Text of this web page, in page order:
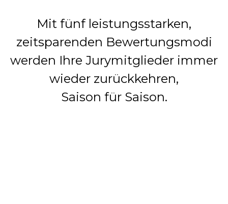
Mit fünf leistungsstarken,
zeitsparenden Bewertungsmodi
werden Ihre Jurymitglieder immer
wieder zurückkehren,
Saison für Saison.